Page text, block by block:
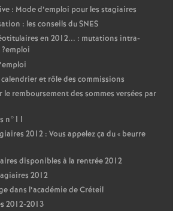
: Mode d’emploi pour les stagiaires
: les conseils duSNES
en 2012... : mutations intra-
?emploi
et rôle des commissions
le remboursement des sommes versées par
n°11
2012 : Vous appelez ça du « beurre
disponibles à la rentrée 2012
2012
dans l’académie de Créteil
2012-2013